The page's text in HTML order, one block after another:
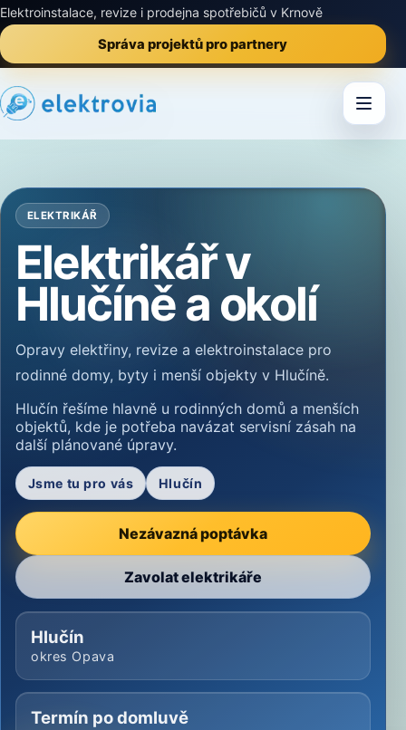
Elektroinstalace, revize i prodejna spotřebičů v Krnově
Správa projektů pro partnery
ELEKTRIKÁŘ
Elektrikář v
Hlučíně a okolí
Opravy elektřiny, revize a elektroinstalace pro
rodinné domy, byty i menší objekty v Hlučíně.
Hlučín řešíme hlavně u rodinných domů a menších
objektů, kde je potřeba navázat servisní zásah na
další plánované úpravy.
Jsme tu pro vás Hlučín
Nezávazná poptávka
Zavolat elektrikáře
Hlučín
okres Opava
Termín po domluvě